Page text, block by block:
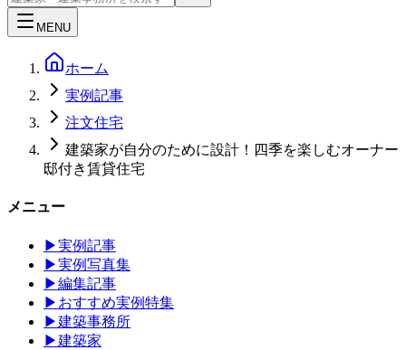
MENU
ホーム
実例記事
注文住宅
建築家が自分のために設計！四季を楽しむオーナー
邸付き賃貸住宅
メニュー
▶実例記事
▶実例写真集
▶編集記事
▶ おすすめ実例特集
▶建築事務所
▶建築家